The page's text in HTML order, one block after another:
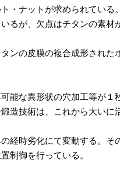
・ナットが求められてい
るが、欠点はチタンの素材
ンの皮膜の複合成形され
能な異形状の穴加工等が
造技術は、これから大いに
経時劣化にて変動する。
制御を行っている。